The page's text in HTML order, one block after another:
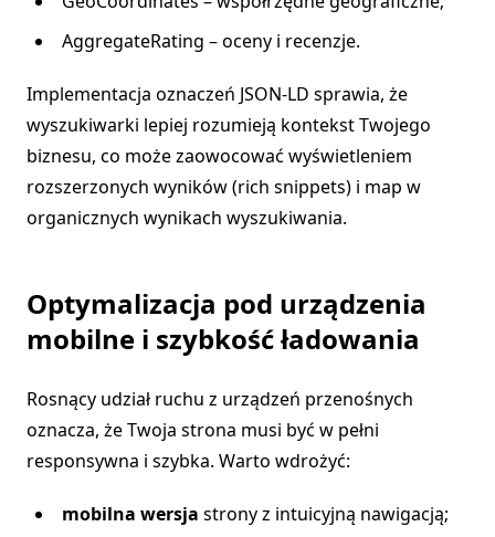
AggregateRating – oceny i recenzje.
Implementacja oznaczeń JSON-LD sprawia, że
wyszukiwarki lepiej rozumieją kontekst Twojego
biznesu, co może zaowocować wyświetleniem
rozszerzonych wyników (rich snippets) i map w
organicznych wynikach wyszukiwania.
Optymalizacja pod urządzenia
mobilne i szybkość ładowania
Rosnący udział ruchu z urządzeń przenośnych
oznacza, że Twoja strona musi być w pełni
responsywna i szybka. Warto wdrożyć:
mobilna wersja strony z intuicyjną nawigacją;